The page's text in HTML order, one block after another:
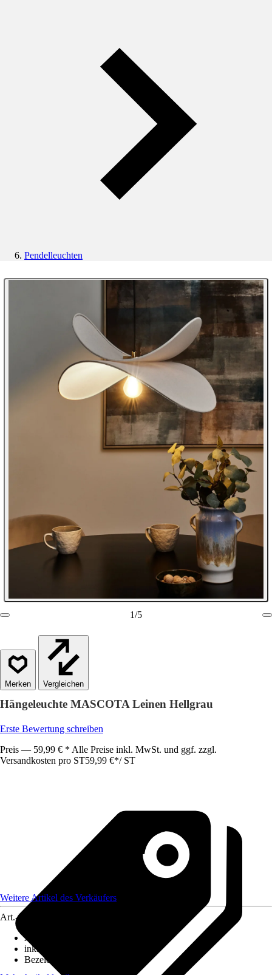
Pendelleuchten
1/5
Vergleichen
Hängeleuchte MASCOTA Leinen Hellgrau
Erste Bewertung schreiben
Preis — 59,99 € * Alle Preise inkl. MwSt. und ggf. zzgl.
Versandkosten pro ST59,99 €*/ ST
Weitere Artikel des Verkäufers
Art.-Nr.
Ausführung
inklusive Leuchtmittel
Bezeichnung Fassung